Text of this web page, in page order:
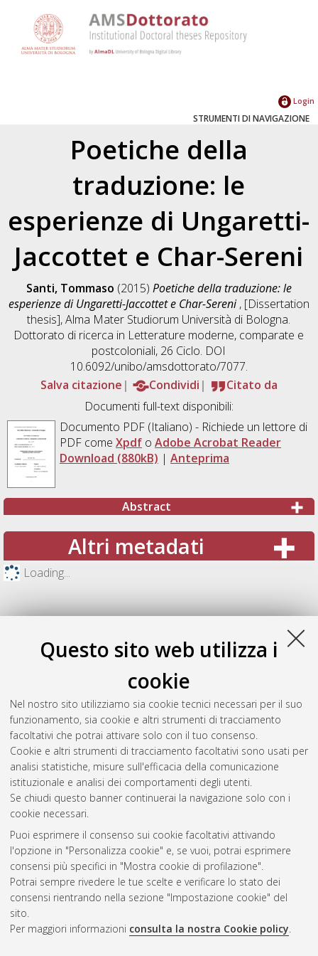
Questo sito web utilizza i
cookie
Nel nostro sito utilizziamo sia cookie tecnici necessari per il suo
funzionamento, sia cookie e altri strumenti di tracciamento
facoltativi che potrai attivare solo con il tuo consenso.
Cookie e altri strumenti di tracciamento facoltativi sono usati per
analisi statistiche, misure sull'efficacia della comunicazione
istituzionale e analisi dei comportamenti degli utenti.
Se chiudi questo banner continuerai la navigazione solo con i
cookie necessari.
Puoi esprimere il consenso sui cookie facoltativi attivando
l'opzione in "Personalizza cookie" e, se vuoi, potrai esprimere
consensi più specifici in "Mostra cookie di profilazione".
Potrai sempre rivedere le tue scelte e verificare lo stato dei
consensi rientrando nella sezione "Impostazione cookie" del
sito.
Per maggiori informazioni consulta la nostra Cookie policy.
Login
STRUMENTI DI NAVIGAZIONE
Poetiche della
traduzione: le
esperienze di Ungaretti-
Jaccottet e Char-Sereni
Santi, Tommaso (2015) Poetiche della traduzione: le
esperienze di Ungaretti-Jaccottet e Char-Sereni, [Dissertation
thesis], Alma Mater Studiorum Università di Bologna.
Dottorato di ricerca in Letterature moderne, comparate e
postcoloniali, 26 Ciclo. DOI
10.6092/unibo/amsdottorato/7077.
Salva citazione
Condividi
Citato da
Documenti full-text disponibili:
Documento PDF(Italiano) - Richiede un lettore di
PDF come Xpdfo Adobe Acrobat Reader
Download (880kB) | Anteprima
Abstract
Altri metadati
Loading...
Gestione del documento:
Atom
Rss 1.0
Rss 2.0
ISSN: 2038-7946